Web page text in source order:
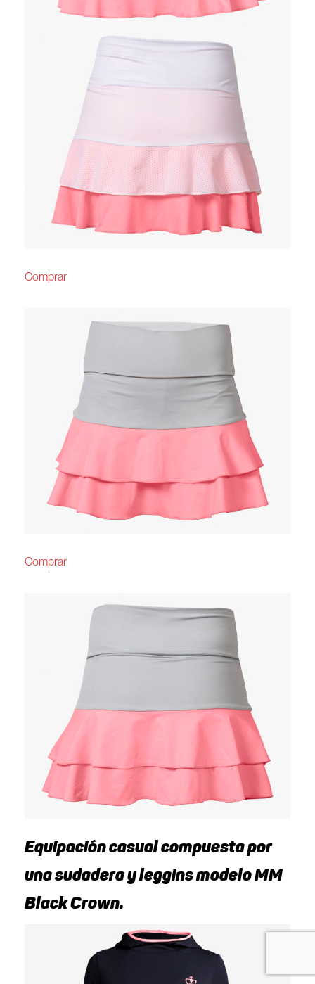
Comprar
Comprar
Equipación casual compuesta por
una sudadera y leggins modelo MM
Black Crown.